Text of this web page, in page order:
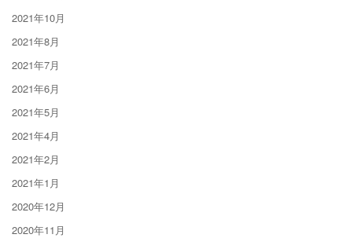
2021年10月
2021年8月
2021年7月
2021年6月
2021年5月
2021年4月
2021年2月
2021年1月
2020年12月
2020年11月